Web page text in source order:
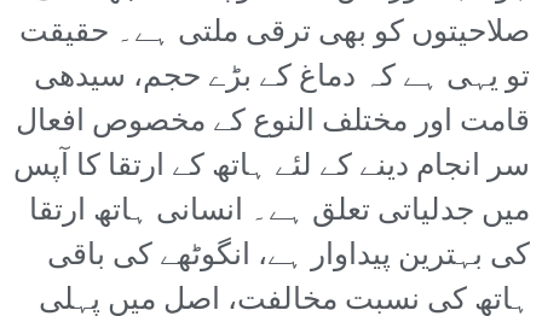
صلاحیتوں کو بھی ترقی ملتی ہے۔ حقیقت
تو یہی ہے کہ دماغ کے بڑے حجم، سیدھی
قامت اور مختلف النوع کے مخصوص افعال
سر انجام دینے کے لئے ہاتھ کے ارتقا کا آپس
میں جدلیاتی تعلق ہے۔ انسانی ہاتھ ارتقا
کی بہترین پیداوار ہے، انگوٹھے کی باقی
ہاتھ کی نسبت مخالفت، اصل میں پہلی